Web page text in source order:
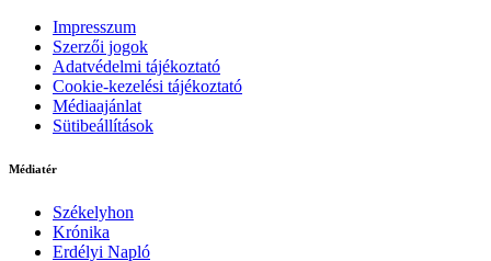
Impresszum
Szerzői jogok
Adatvédelmi tájékoztató
Cookie-kezelési tájékoztató
Médiaajánlat
Sütibeállítások
Médiatér
Székelyhon
Krónika
Erdélyi Napló